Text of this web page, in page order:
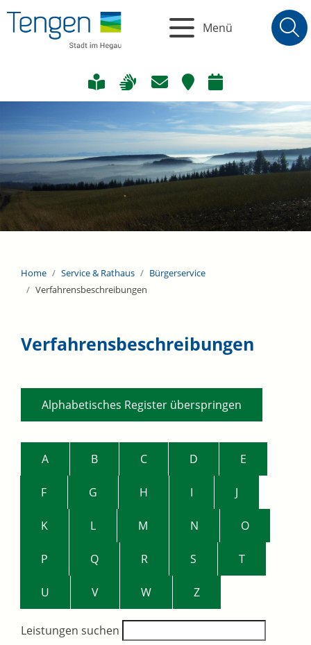
Menü
Home Service & Rathaus
Bürgerservice
Verfahrensbeschreibungen
Verfahrensbeschreibungen
Alphabetisches Register überspringen
A B C D E
F G H I J
K L M N O
P Q R S T
U V W Z
Leistungen suchen